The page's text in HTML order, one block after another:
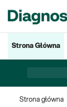
Strona Główna
Strona główna